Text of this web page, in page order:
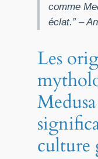
comme
éclat.” –
Les
culture